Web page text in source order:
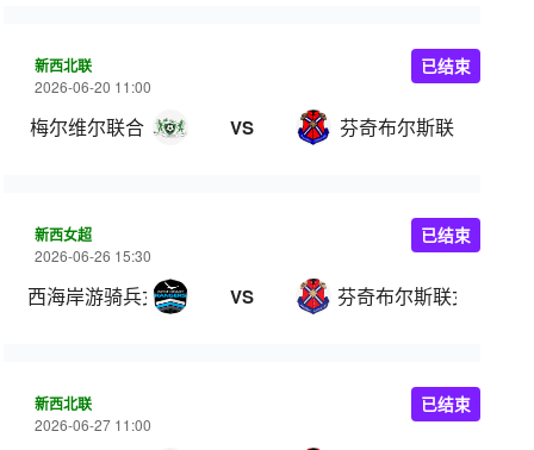
新西北联
2026-06-20 11:00
梅尔维尔联合 VS 芬奇布尔斯联
已结束
新西女超
2026-06-26 15:30
西海岸游骑兵女足 VS 芬奇布尔斯联女足
已结束
新西北联
2026-06-27 11:00
已结束